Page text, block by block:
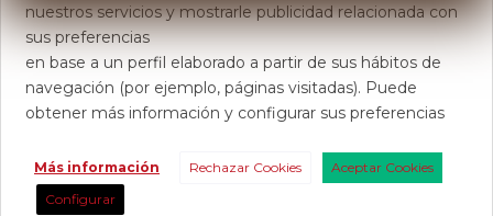
nuestros servicios y mostrarle publicidad relacionada con
sus preferencias
en base a un perfil elaborado a partir de sus hábitos de
navegación (por ejemplo, páginas visitadas). Puede
obtener más información y configurar sus preferencias
Más información Rechazar Cookies
Aceptar Cookies
Configurar